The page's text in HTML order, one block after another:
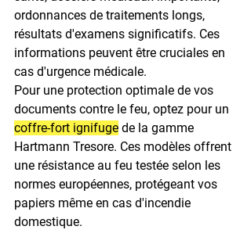
ordonnances de traitements longs,
résultats d'examens significatifs. Ces
informations peuvent être cruciales en
cas d'urgence médicale.
Pour une protection optimale de vos
documents contre le feu, optez pour un
coffre-fort ignifuge de la gamme
Hartmann Tresore. Ces modèles offrent
une résistance au feu testée selon les
normes européennes, protégeant vos
papiers même en cas d'incendie
domestique.